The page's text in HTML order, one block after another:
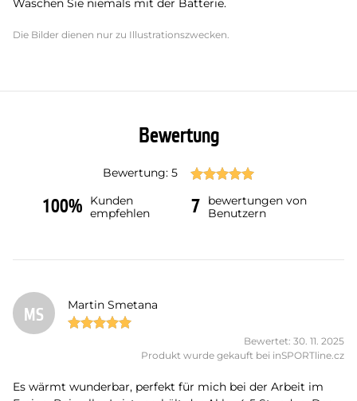
Waschen Sie niemals mit der Batterie.
Die Bilder dienen nur zu Illustrationszwecken.
Bewertung
Bewertung: 5
100%
Kunden
empfehlen
7
bewertungen von
Benutzern
MS Martin Smetana
Bewertet: 30. 11. 2025
Produkt wurde gekauft bei inSPORTline.cz
Es wärmt wunderbar, perfekt für mich bei der Arbeit im